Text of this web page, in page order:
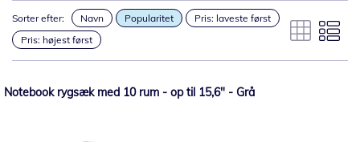
Sorter efter: Navn Popularitet
Pris: laveste først
Pris: højest først
Notebook rygsæk med 10 rum - op til 15,6" - Grå